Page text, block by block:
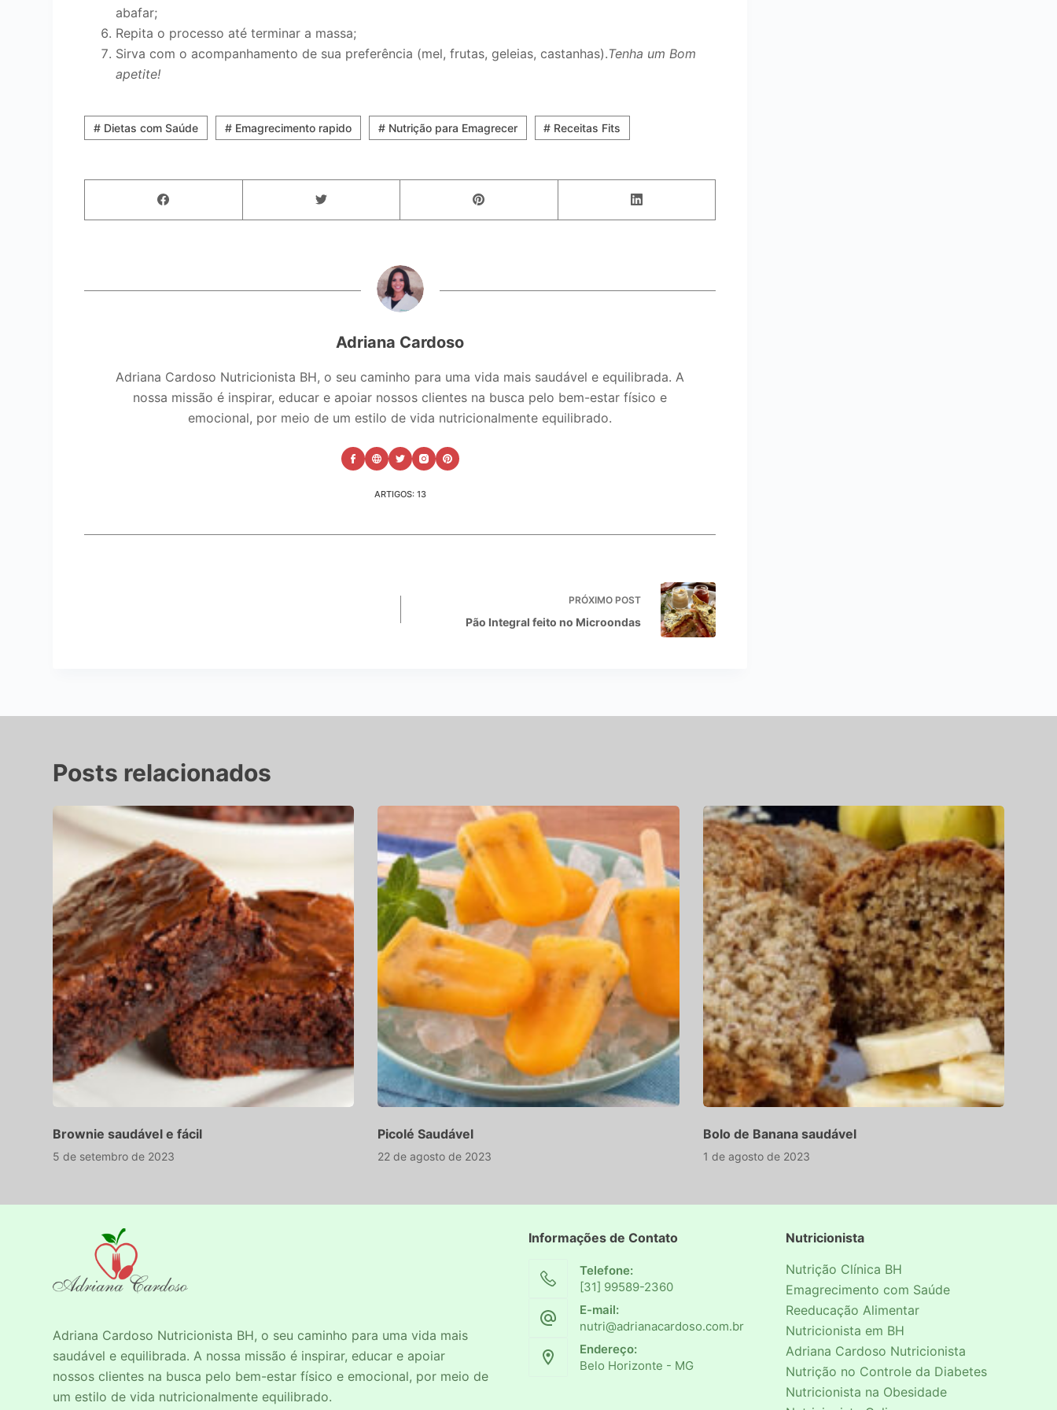
abafar;
Repita o processo até terminar a massa;
Sirva com o acompanhamento de sua preferência (mel, frutas, geleias, castanhas).Tenha um Bom
apetite!
# Dietas com Saúde # Emagrecimento rapido # Nutrição para Emagrecer # Receitas Fits
Adriana Cardoso
Adriana Cardoso Nutricionista BH, o seu caminho para uma vida mais saudável e equilibrada. A
nossa missão é inspirar, educar e apoiar nossos clientes na busca pelo bem-estar físico e
emocional, por meio de um estilo de vida nutricionalmente equilibrado.
ARTIGOS: 13
PRÓXIMO POST
Pão Integral feito no Microondas
Posts relacionados
Brownie saudável e fácil
5 de setembro de 2023
Picolé Saudável
22 de agosto de 2023
Bolo de Banana saudável
1 de agosto de 2023
Adriana Cardoso Nutricionista BH, o seu caminho para uma vida mais
saudável e equilibrada. A nossa missão é inspirar, educar e apoiar
nossos clientes na busca pelo bem-estar físico e emocional, por meio de
um estilo de vida nutricionalmente equilibrado.
Informações de Contato
Telefone:
[31] 99589-2360
E-mail:
nutri@adrianacardoso.com.br
Endereço:
Belo Horizonte - MG
Nutricionista
Nutrição Clínica BH
Emagrecimento com Saúde
Reeducação Alimentar
Nutricionista em BH
Adriana Cardoso Nutricionista
Nutrição no Controle da Diabetes
Nutricionista na Obesidade